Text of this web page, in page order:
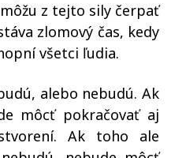
z tejto sily čerpať
zlomový čas, kedy
všetci ľudia.
alebo nebudú. Ak
môcť pokračovať aj
Ak toho ale